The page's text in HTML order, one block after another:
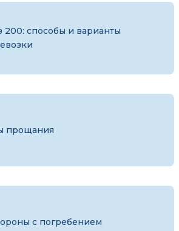
200: способы и варианты
прощания
с погребением